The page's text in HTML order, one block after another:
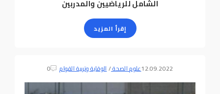
الشامل للرياضيين والمدربين
إقرأ المزيد
12.09.2022علوم الصحة/الوقاية وتربية القوام 0